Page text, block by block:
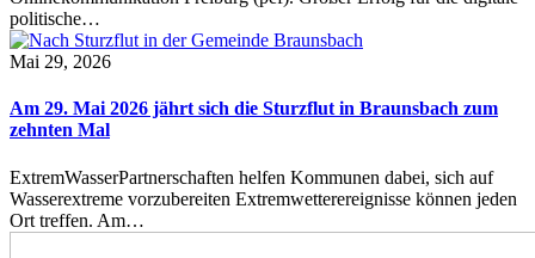
politische…
Mai 29, 2026
Am 29. Mai 2026 jährt sich die Sturzflut in Braunsbach zum
zehnten Mal
ExtremWasserPartnerschaften helfen Kommunen dabei, sich auf
Wasserextreme vorzubereiten Extremwetterereignisse können jeden
Ort treffen. Am…